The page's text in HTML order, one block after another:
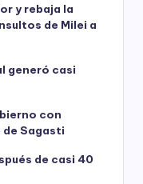
y rebaja la
de Milei a
generó casi
con
Sagasti
de casi 40